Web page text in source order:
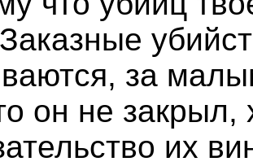
за
он не закрыл,
их